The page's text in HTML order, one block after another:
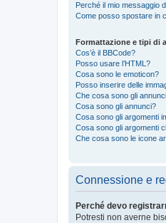
Perché il mio messaggio
Come posso spostare in
Formattazione e tipi di
Cos’è il BBCode?
Posso usare l’HTML?
Cosa sono le emoticon?
Posso inserire delle
Che cosa sono gli
Cosa sono gli annunci?
Cosa sono gli argomenti
Cosa sono gli argomenti
Che cosa sono le icone
Connessione e
Perché devo
Potresti non averne